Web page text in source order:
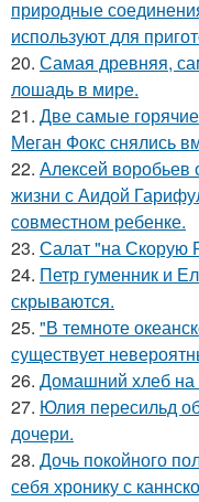
природные
используют для
20. Самая древняя,
лошадь в мире.
21. Две самые
Меган Фокс снялись
22. Алексей воробьев
жизни с Аидой
совместном ребенке.
23. Салат "на Скорую
24. Петр гуменник и
скрываются.
25. "В темноте
существует
26. Домашний хлеб
27. Юлия пересильд
дочери.
28. Дочь покойного
себя хронику с